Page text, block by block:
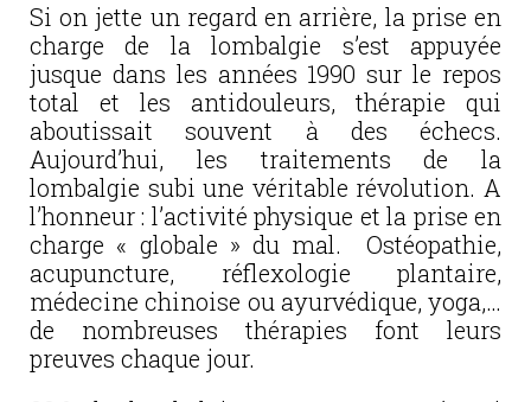
Si on jette un regard en arrière, la prise en
charge de la lombalgie s’est appuyée
jusque dans les années 1990 sur le repos
total et les antidouleurs, thérapie qui
aboutissait souvent à des échecs.
Aujourd’hui, les traitements de la
lombalgie subi une véritable révolution. A
l’honneur : l’activité physique et la prise en
charge « globale » du mal. Ostéopathie,
acupuncture, réflexologie plantaire,
médecine chinoise ou ayurvédique, yoga,…
de nombreuses thérapies font leurs
preuves chaque jour.